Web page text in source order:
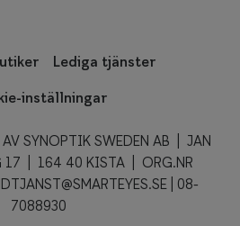
Lediga tjänster
inställningar
AV SYNOPTIK SWEDEN AB | JAN
17 | 164 40 KISTA | ORG.NR
08-
7088930